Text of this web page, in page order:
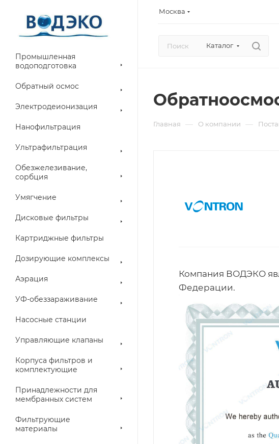
Москва
Каталог
Промышленная
водоподготовка
Обратный осмос
Электродеионизация
Нанофильтрация
Ультрафильтрация
Обезжелезивание,
сорбция
Умягчение
Дисковые фильтры
Картриджные фильтры
Дозирующие комплексы
Аэрация
УФ-обеззараживание
Насосные станции
Управляющие клапаны
Корпуса фильтров и
комплектующие
Принадлежности для
мембранных систем
Фильтрующие
материалы
Главная — О компании —
Компания ВОДЭКО
Федерации.